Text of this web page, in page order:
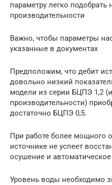
параметру легко подобрать
производительности
Важно, чтобы параметры
указанные в документах
Предположим, что дебит
довольно низкий
модели из серии БЦПЭ 1,2
производительности)
достаточно БЦПЭ 0,5.
При работе более мощного
источнике не успеет
осушение и
Уровень воды необходимо